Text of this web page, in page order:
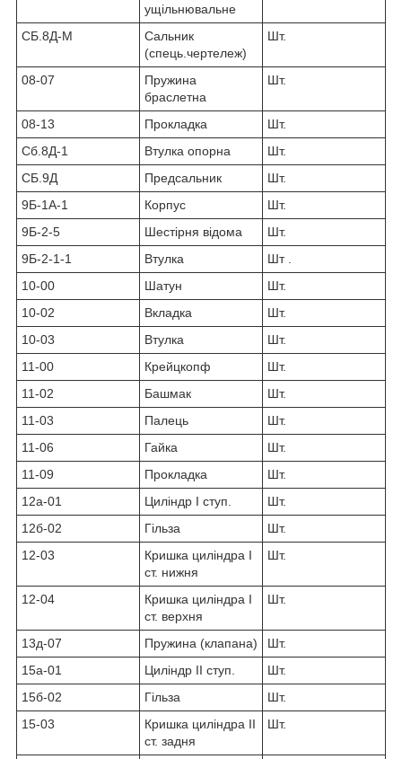
ущільнювальне
СБ.8Д-М
Сальник
(спець.чертележ)
Шт.
08-07
Пружина
браслетна
Шт.
08-13 Прокладка
Шт.
Сб.8Д-1
Втулка опорна
Шт.
СБ.9Д
Предсальник
Шт.
9Б-1А-1
Корпус
Шт.
9Б-2-5
Шестірня відома
Шт.
9Б-2-1-1
Втулка
Шт .
10-00
Шатун
Шт.
10-02
Вкладка
Шт.
10-03
Втулка
Шт.
11-00
Крейцкопф
Шт.
11-02
Башмак
Шт.
11-03
Палець
Шт.
11-06
Гайка
Шт.
11-09
Прокладка
Шт.
12а-01
Циліндр I ступ.
Шт.
12б-02
Гільза
Шт.
12-03
Кришка циліндра I
ст. нижня
Шт.
12-04
Кришка циліндра I
ст. верхня
Шт.
13д-07 Пружина (клапана)
Шт.
15а-01
Циліндр II ступ.
Шт.
15б-02
Гільза
Шт.
15-03
Кришка циліндра II
ст. задня
Шт.